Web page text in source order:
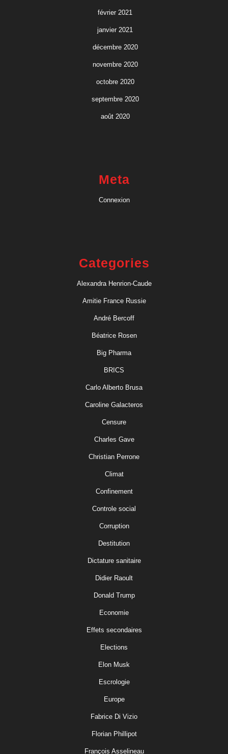
février 2021
janvier 2021
décembre 2020
novembre 2020
octobre 2020
septembre 2020
août 2020
Meta
Connexion
Categories
Alexandra Henrion-Caude
Amitie France Russie
André Bercoff
Béatrice Rosen
Big Pharma
BRICS
Carlo Alberto Brusa
Caroline Galacteros
Censure
Charles Gave
Christian Perrone
Climat
Confinement
Controle social
Corruption
Destitution
Dictature sanitaire
Didier Raoult
Donald Trump
Economie
Effets secondaires
Elections
Elon Musk
Escrologie
Europe
Fabrice Di Vizio
Florian Phillipot
François Asselineau